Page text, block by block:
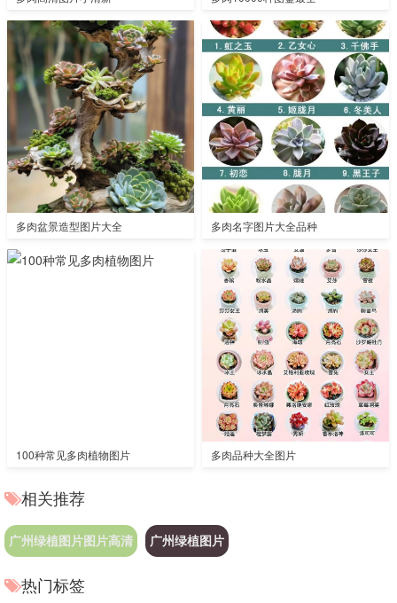
多肉盆景造型图片大全 多肉名字图片大全品种
100种常见多肉植物图片 多肉品种大全图片
相关推荐
广州绿植图片图片高清 广州绿植图片
热门标签